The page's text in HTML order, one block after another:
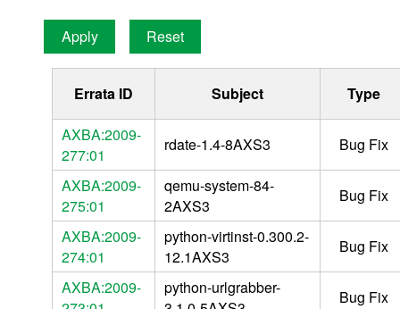
Errata ID Subject
Type
AXBA:2009-
277:01
rdate-1.4-8AXS3
Bug Fix
AXBA:2009-
275:01
qemu-system-84-
2AXS3
Bug Fix
AXBA:2009-
274:01
python-virtinst-0.300.2-
12.1AXS3
Bug Fix
AXBA:2009-
python-urlgrabber-
Bug Fix